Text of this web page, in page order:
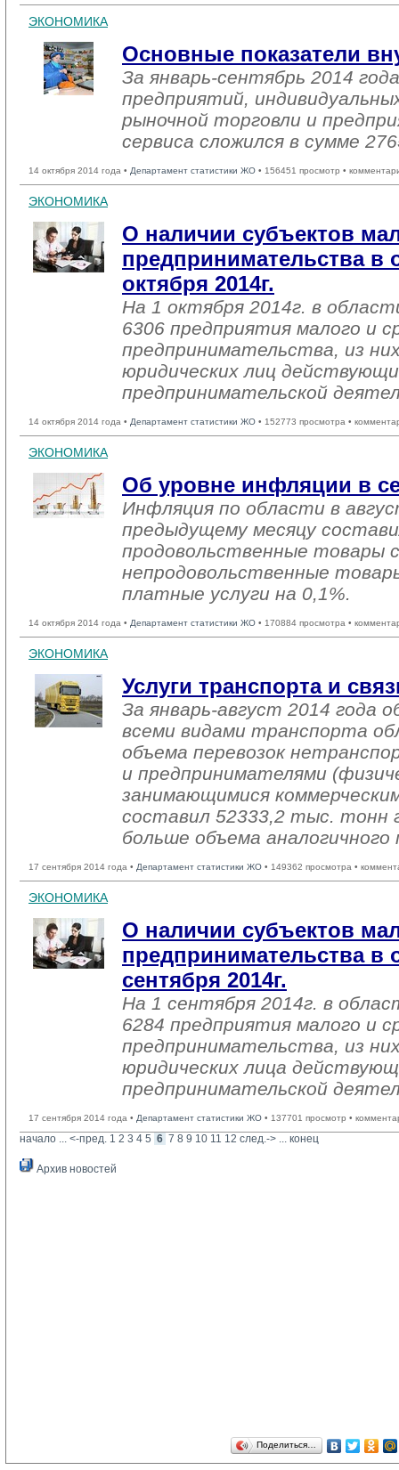
ЭКОНОМИКА
Основные показатели
За январь-сентябрь 2014
предприятий,
рыночной торговли и
сервиса сложился в сумме
14 октября 2014 года • Департамент статистики ЖО • 156451 просмотр •
ЭКОНОМИКА
О наличии субъектов
предпринимательства в
октября 2014г.
На 1 октября 2014г. в
6306 предприятия малого и
предпринимательства, из
юридических лиц
предпринимательской
14 октября 2014 года • Департамент статистики ЖО • 152773 просмотра •
ЭКОНОМИКА
Об уровне инфляции в
Инфляция по области в
предыдущему месяцу
продовольственные товары
непродовольственные
платные услуги на 0,1%.
14 октября 2014 года • Департамент статистики ЖО • 170884 просмотра •
ЭКОНОМИКА
Услуги транспорта и
За январь-август 2014 года
всеми видами транспорта
объема перевозок
и предпринимателями
занимающимися
составил 52333,2 тыс. тонн
больше объема аналогичного
17 сентября 2014 года • Департамент статистики ЖО • 149362 просмотра •
ЭКОНОМИКА
О наличии субъектов
предпринимательства в
сентября 2014г.
На 1 сентября 2014г. в
6284 предприятия малого и
предпринимательства, из
юридических лица
предпринимательской
17 сентября 2014 года • Департамент статистики ЖО • 137701 просмотр •
начало ... <-пред. 1 2 3 4 5 6 7 8 9 10 11 12 след.-> ... конец
Архив новостей
Поделиться…